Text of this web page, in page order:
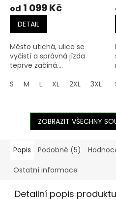
od 1 099 Kč
DETAIL
Město utichá, ulice se
vyčistí a správná jízda
teprve začíná....
S
M L XL 2XL 3XL
ZOBRAZIT VŠECHNY
Popis Podobné (5)
Ostatní informace
Detailní popis produktu